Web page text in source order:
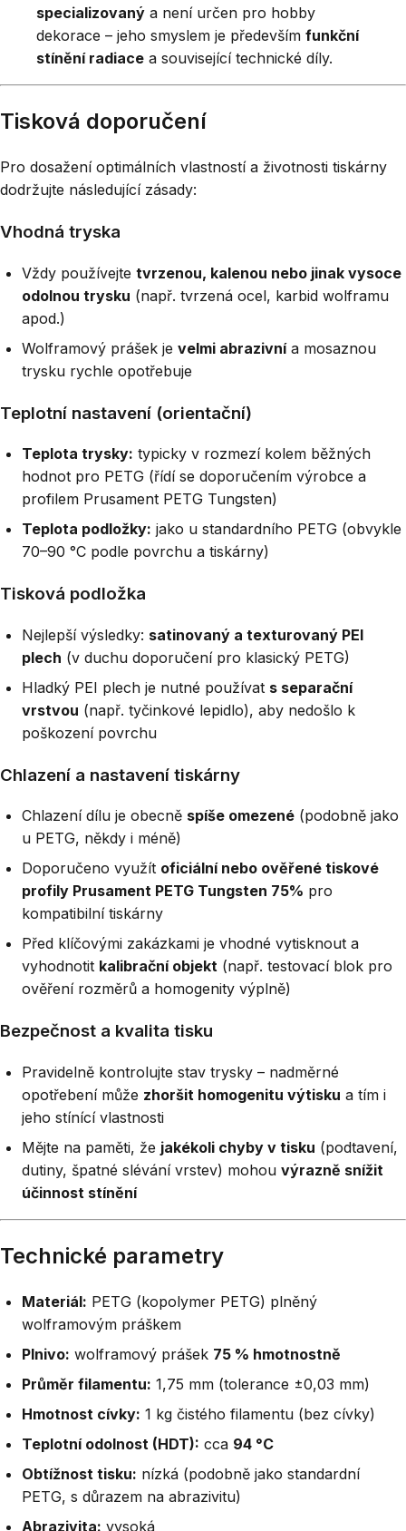
specializovaný a není určen pro hobby
dekorace – jeho smyslem je především funkční
stínění radiace a související technické díly.
Tisková doporučení
Pro dosažení optimálních vlastností a životnosti tiskárny
dodržujte následující zásady:
Vhodná tryska
Vždy používejte tvrzenou, kalenou nebo jinak vysoce
odolnou trysku (např. tvrzená ocel, karbid wolframu
apod.)
Wolframový prášek je velmi abrazivnía mosaznou
trysku rychle opotřebuje
Teplotní nastavení (orientační)
Teplota trysky: typicky v rozmezí kolem běžných
hodnot pro PETG (řídí se doporučením výrobce a
profilem Prusament PETG Tungsten)
Teplota podložky: jako u standardního PETG (obvykle
70–90 °C podle povrchu a tiskárny)
Tisková podložka
Nejlepší výsledky: satinovaný a texturovaný PEI
plech (v duchu doporučení pro klasický PETG)
Hladký PEI plech je nutné používat s separační
vrstvou (např. tyčinkové lepidlo), aby nedošlo k
poškození povrchu
Chlazení a nastavení tiskárny
Chlazení dílu je obecně spíše omezené (podobně jako
u PETG, někdy i méně)
Doporučeno využít oficiální nebo ověřené tiskové
profily Prusament PETG Tungsten 75% pro
kompatibilní tiskárny
Před klíčovými zakázkami je vhodné vytisknout a
vyhodnotit kalibrační objekt (např. testovací blok pro
ověření rozměrů a homogenity výplně)
Bezpečnost a kvalita tisku
Pravidelně kontrolujte stav trysky – nadměrné
opotřebení může zhoršit homogenitu výtisku a tím i
jeho stínící vlastnosti
Mějte na paměti, že jakékoli chyby v tisku (podtavení,
dutiny, špatné slévání vrstev) mohou výrazně snížit
účinnost stínění
Technické parametry
Materiál: PETG (kopolymer PETG) plněný
wolframovým práškem
Plnivo: wolframový prášek 75 % hmotnostně
Průměr filamentu: 1,75 mm (tolerance ±0,03 mm)
Hmotnost cívky: 1 kg čistého filamentu (bez cívky)
Teplotní odolnost (HDT): cca 94 °C
Obtížnost tisku: nízká (podobně jako standardní
PETG, s důrazem na abrazivitu)
Abrazivita: vysoká